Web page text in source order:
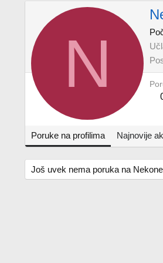
N
Poruke na profilima Najnovije
Još uvek nema poruka na